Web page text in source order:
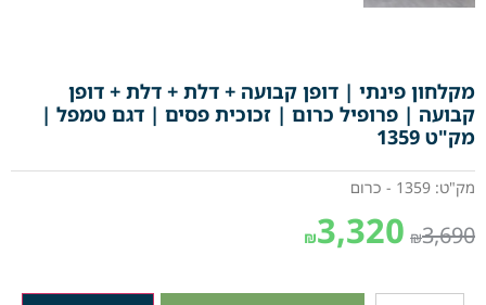
מקלחון פינתי | דופן קבועה + דלת + דלת + דופן
קבועה | פרופיל כרום | זכוכית פסים | דגם טמפל |
מק"ט 1359
מק"ט: 1359 - כרום
₪3,690
₪3,320